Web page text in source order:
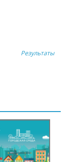
Результаты